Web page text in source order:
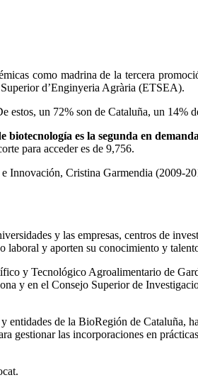
como madrina de la tercera
Superior d’Enginyeria Agrària (ETSEA).
estos, un 72% son de Cataluña, un 14%
biotecnología es la segunda en
para acceder es de 9,756.
Innovación, Cristina Garmendia (2009-
y las empresas, centros de
laboral y aporten su conocimiento y
y Tecnológico Agroalimentario de
y en el Consejo Superior de
entidades de la BioRegión de Cataluña,
gestionar las incorporaciones en